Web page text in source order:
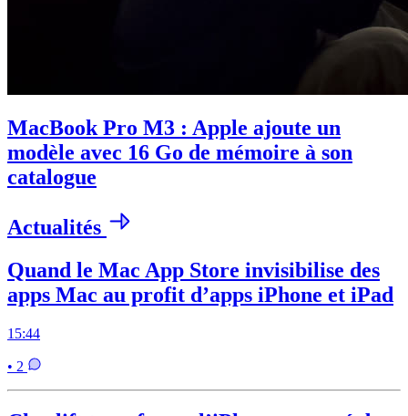
MacBook Pro M3 : Apple ajoute un
modèle avec 16 Go de mémoire à son
catalogue
Actualités
Quand le Mac App Store invisibilise des
apps Mac au profit d’apps iPhone et iPad
15:44
• 2